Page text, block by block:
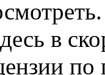
в
по